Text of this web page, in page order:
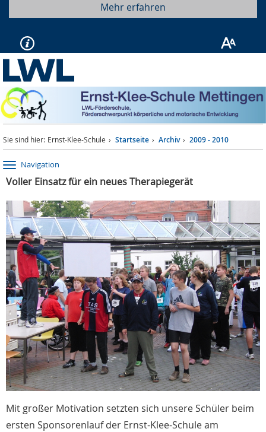
Mehr erfahren
Sie sind hier: Ernst-Klee-Schule Startseite Archiv 2009 - 2010
Navigation
Voller Einsatz für ein neues Therapiegerät
Mit großer Motivation setzten sich unsere Schüler beim
ersten Sponsorenlauf der Ernst-Klee-Schule am